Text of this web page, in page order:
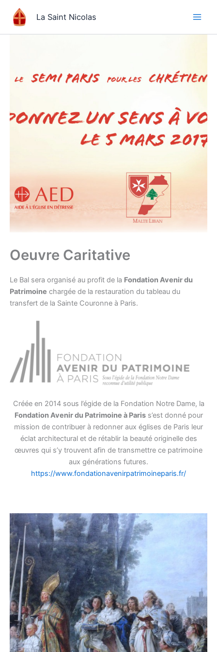
contenu
La Saint Nicolas
Oeuvre Caritative
Le Bal sera organisé au profit de la Fondation Avenir du
Patrimoine chargée de la restauration du tableau du
transfert de la Sainte Couronne à Paris.
Créée en 2014 sous l’égide de la Fondation Notre Dame, la
Fondation Avenir du Patrimoine à Pariss’est donné pour
mission de contribuer à redonner aux églises de Paris leur
éclat architectural et de rétablir la beauté originelle des
œuvres qui s’y trouvent afin de transmettre ce patrimoine
aux générations futures.
https://www.fondationavenirpatrimoineparis.fr/